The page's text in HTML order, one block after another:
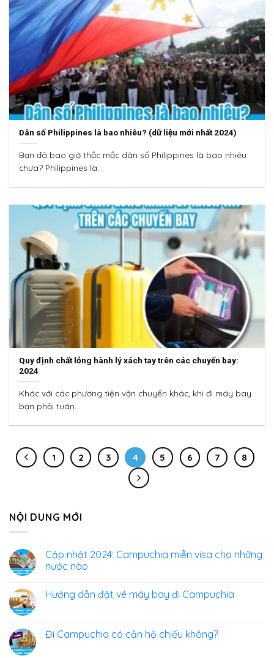
Dân số Philippines là bao nhiêu? (dữ liệu mới nhất 2024)
Bạn đã bao giờ thắc mắc dân số Philippines là bao nhiêu
chưa? Philippines là...
Quy định chất lỏng hành lý xách tay trên các chuyến bay:
2024
Khác với các phương tiện vận chuyển khác, khi đi máy bay
bạn phải tuân...
1 2 3 4 5 6 7 8
NỘI DUNG MỚI
Cập nhật 2024: Campuchia miễn visa cho những
nước nào
Hướng dẫn đặt vé máy bay đi Campuchia
Đi Campuchia có cần hộ chiếu không?